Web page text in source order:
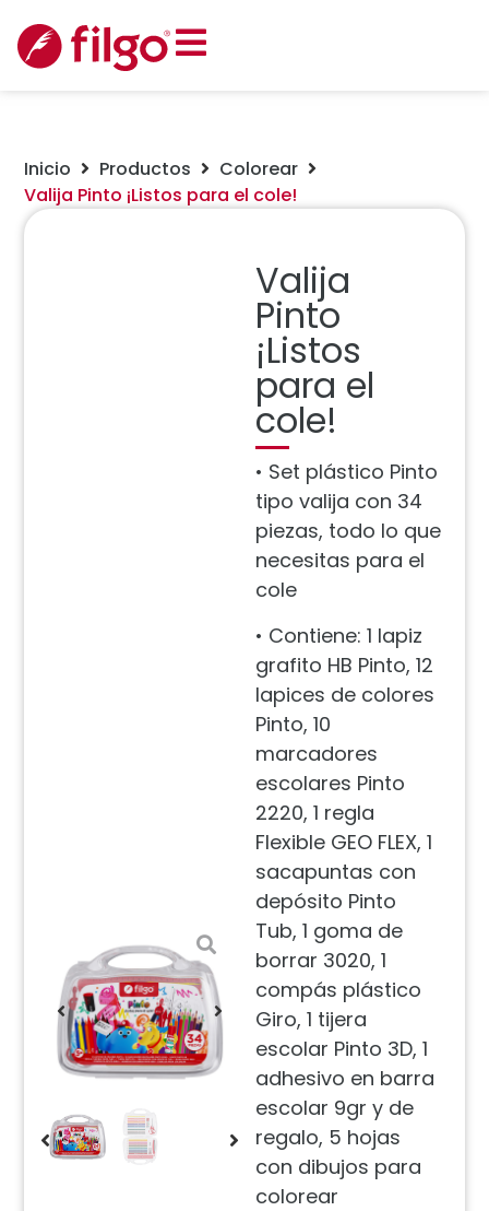
Inicio Productos
Colorear
Valija Pinto ¡Listos para el cole!
Valija
Pinto
¡Listos
para el
cole!
• Set plástico Pinto
tipo valija con 34
piezas, todo lo que
necesitas para el
cole
• Contiene: 1 lapiz
grafito HB Pinto, 12
lapices de colores
Pinto, 10
marcadores
escolares Pinto
2220, 1 regla
Flexible GEO FLEX, 1
sacapuntas con
depósito Pinto
Tub, 1 goma de
borrar 3020, 1
compás plástico
Giro, 1 tijera
escolar Pinto 3D, 1
adhesivo en barra
escolar 9gr y de
regalo, 5 hojas
con dibujos para
colorear